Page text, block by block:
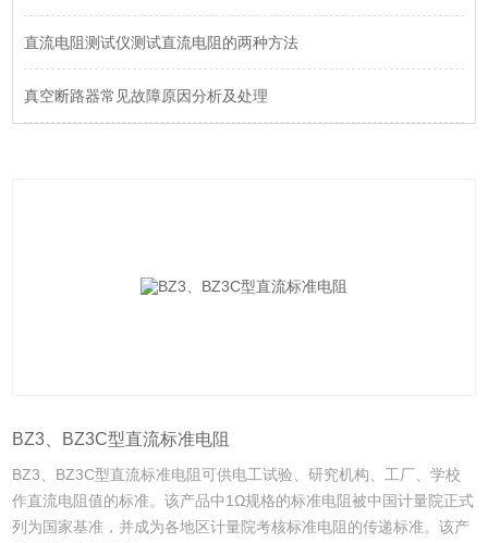
直流电阻测试仪测试直流电阻的两种方法
真空断路器常见故障原因分析及处理
BZ3、BZ3C型直流标准电阻
BZ3、BZ3C型直流标准电阻可供电工试验、研究机构、工厂、学校
作直流电阻值的标准。该产品中1Ω规格的标准电阻被中国计量院正式
列为国家基准，并成为各地区计量院考核标准电阻的传递标准。该产